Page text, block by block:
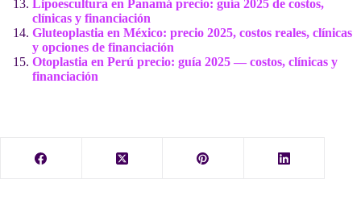
Lipoescultura en Panamá precio: guía 2025 de costos,
clínicas y financiación
Gluteoplastia en México: precio 2025, costos reales, clínicas
y opciones de financiación
Otoplastia en Perú precio: guía 2025 — costos, clínicas y
financiación